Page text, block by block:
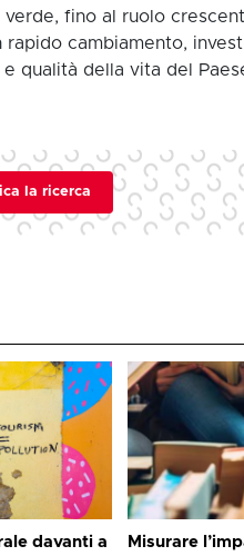
verde, fino al ruolo
rapido cambiamento,
qualità della vita del
la ricerca
davanti a
Misurare